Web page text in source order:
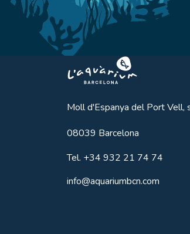
Aquarium BCN
Moll d'Espanya del Port Vell,
08039 Barcelona
Tel. +34 932 21 74 74
info@aquariumbcn.com